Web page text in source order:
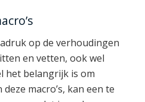
op de verhoudingen
en vetten, ook wel
het belangrijk is om
macro’s, kan een te